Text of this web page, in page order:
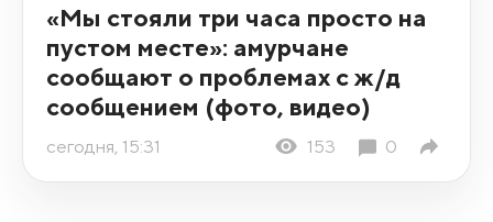
«Мы стояли три часа просто на
пустом месте»: амурчане
сообщают о проблемах с ж/д
сообщением (фото, видео)
сегодня, 15:31 153 0